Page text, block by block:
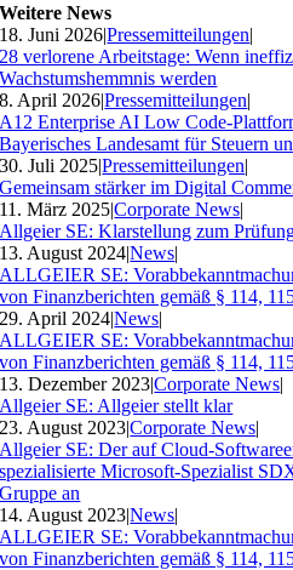
Weitere News
18. Juni 2026|Pressemitteilungen|
28 verlorene Arbeitstage: Wenn
Wachstumshemmnis werden
8. April 2026|Pressemitteilungen|
A12 Enterprise AI Low Code-
Bayerisches Landesamt für Steuern
30. Juli 2025|Pressemitteilungen|
Gemeinsam stärker im Digital
11. März 2025|Corporate News|
Allgeier SE: Klarstellung zum
13. August 2024|News|
ALLGEIER SE:
von Finanzberichten gemäß § 114,
29. April 2024|News|
ALLGEIER SE:
von Finanzberichten gemäß § 114,
13. Dezember 2023|Corporate News|
Allgeier SE: Allgeier stellt klar
23. August 2023|Corporate News|
Allgeier SE: Der auf Cloud-
spezialisierte Microsoft-Spezialist
Gruppe an
14. August 2023|News|
ALLGEIER SE:
von Finanzberichten gemäß § 114,